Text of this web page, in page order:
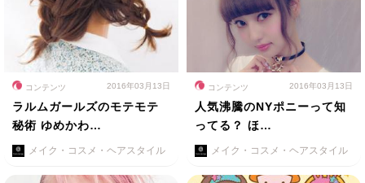
コンテンツ 2016年03月13日
ラルムガールズのモテモテ
秘術 ゆめかわ…
メイク・コスメ・ヘアスタイル
コンテンツ 2016年03月13日
人気沸騰のNYポニーって知
ってる？ ほ…
メイク・コスメ・ヘアスタイル